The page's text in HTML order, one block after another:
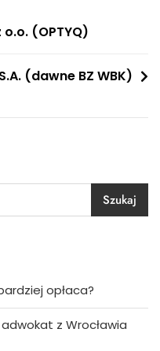
(OPTYQ)
(dawne BZ WBK)
Szukaj
opłaca?
z Wrocławia